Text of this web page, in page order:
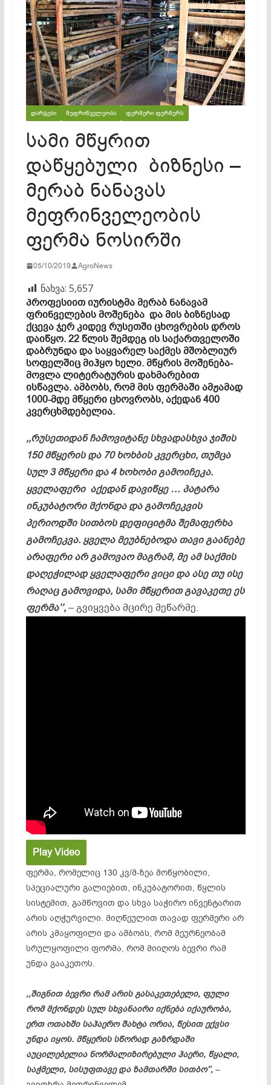
ᲓᲐᲠᲒᲔᲑᲘ ᲛᲔᲤᲠᲘᲜᲕᲔᲚᲔᲝᲑᲐ ᲤᲔᲠᲛᲔᲠᲘ ᲤᲔᲠᲛᲔᲠᲡ
სამი მწყრით
დაწყებული ბიზნესი –
მერაბ ნანავას
მეფრინველეობის
ფერმა ნოსირში
05/10/2019 AgroNews
ნახვა: 5,657
პროფესიით იურისტმა მერაბ ნანავამ
ფრინველების მოშენება და მის ბიზნესად
ქცევა ჯერ კიდევ რუსეთში ცხოვრების დროს
დაიწყო. 22 წლის შემდეგ ის საქართველოში
დაბრუნდა და საყვარელ საქმეს მშობლიურ
სოფელშიც მიჰყო ხელი. მწყრის მოშენება-
მოვლა ლიტერატურის დახმარებით
ისწავლა. ამბობს, რომ მის ფერმაში ამჟამად
1000-მდე მწყერი ცხოვრობს, აქედან 400
კვერცხმდებელია.
,,რუსეთიდან ჩამოვიტანე სხვადასხვა ჯიშის
150 მწყერის და 70 ხოხბის კვერცხი, თუმცა
სულ 3 მწყერი და 4 ხოხობი გამოიჩეკა.
ყველაფერი აქედან დავიწყე … პატარა
ინკუბატორი მქონდა და გამოჩეკვის
პერიოდში სითბოს დეფიციტმა შემაფერხა
გამოჩეკვა. ყველა მეუბნებოდა თავი გაანებე
არაფერი არ გამოვაო მაგრამ, მე ამ საქმის
დაღეჭილად ყველაფერი ვიცი და ასე თუ ისე
რაღაც გამოვიდა, სამი მწყერით გავაკეთე ეს
ფერმა’’,– გვიყვება მცირე მეწარმე.
Play Video
ფერმა, რომელიც 130 კვ/მ-ზეა მოწყობილი,
სპეციალური გალიებით, ინკუბატორით, წყლის
სისტემით, გამწოვით და სხვა საჭირო ინვენტარით
არის აღჭურვილი. მიღწეულით თავად ფერმერი არ
არის კმაყოფილი და ამბობს, რომ მეურნეობამ
სრულყოფილი ფორმა, რომ მიიღოს ბევრი რამ
უნდა გააკეთოს.
,,შიგნით ბევრი რამ არის გასაკეთებელი, ფული
რომ მქონდეს სულ სხვანაირი იქნება იქაურობა,
ერთ ოთახში საჰაერო შახტა ორია, წესით ექვსი
უნდა იყოს. მწყერის სწორად გაზრდაში
აუცილებელია ნორმალიზირებული ჰაერი, წყალი,
საჭმელი, სისუფთავე და ზამთარში სითბო’’, –